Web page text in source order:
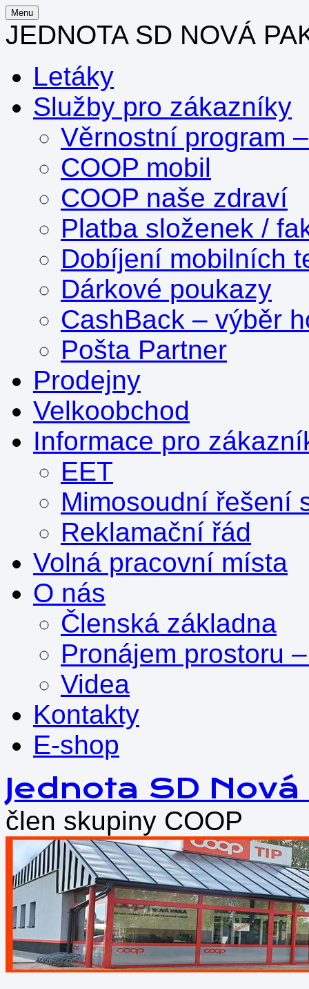
Menu
JEDNOTA SD NOVÁ
Letáky
Služby pro zákazníky
Věrnostní program
COOP mobil
COOP naše zdraví
Platba složenek /
Dobíjení mobilních
Dárkové poukazy
CashBack – výběr
Pošta Partner
Prodejny
Velkoobchod
Informace pro
EET
Mimosoudní řešení
Reklamační řád
Volná pracovní místa
O nás
Členská základna
Pronájem prostoru
Videa
Kontakty
E-shop
Přejít
obsahu
webu
Jednota SD
člen skupiny COOP